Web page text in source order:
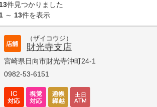
13件見つかりました
1 ～ 13件を表示
（ザイコウジ）
財光寺支店
宮崎県日向市財光寺沖町24-1
0982-53-6151